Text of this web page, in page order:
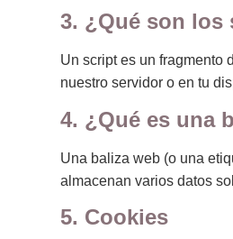
3. ¿Qué son los
Un script es un fragmento
nuestro servidor o en tu
4. ¿Qué es una
Una baliza web (o una
almacenan varios datos
5. Cookies